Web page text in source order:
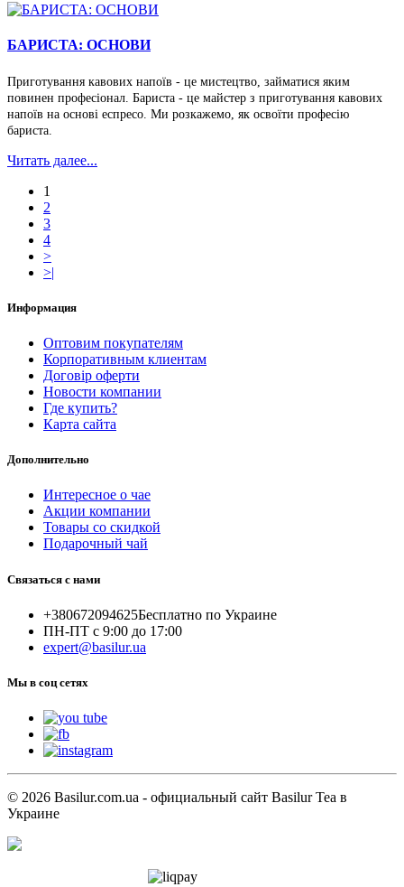
БАРИСТА: ОСНОВИ
Приготування кавових напоїв - це мистецтво, займатися яким
повинен професіонал. Бариста - це майстер з приготування кавових
напоїв на основі еспресо. Ми розкажемо, як освоїти професію
бариста.
Читать далее...
1
2
3
4
>
>|
Информация
Оптовим покупателям
Корпоративным клиентам
Договір оферти
Новости компании
Где купить?
Карта сайта
Дополнительно
Интересное о чае
Акции компании
Товары со скидкой
Подарочный чай
Связаться с нами
+380672094625Бесплатно по Украине
ПН-ПТ с 9:00 до 17:00
expert@basilur.ua
Мы в соц сетях
© 2026 Basilur.com.ua - официальный сайт Basilur Tea в
Украине